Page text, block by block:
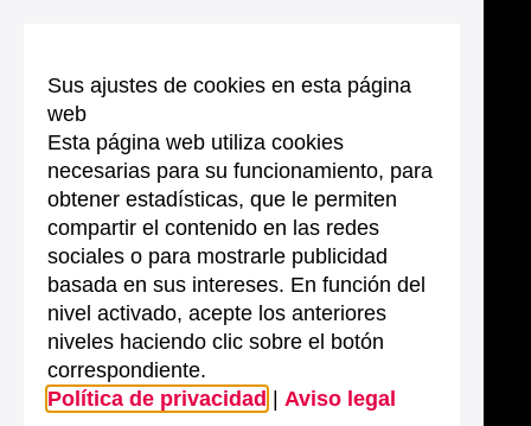
Sus ajustes de cookies en esta página
web
Esta página web utiliza cookies
necesarias para su funcionamiento, para
obtener estadísticas, que le permiten
compartir el contenido en las redes
sociales o para mostrarle publicidad
basada en sus intereses. En función del
nivel activado, acepte los anteriores
niveles haciendo clic sobre el botón
correspondiente.
Política de privacidad
Aviso legal